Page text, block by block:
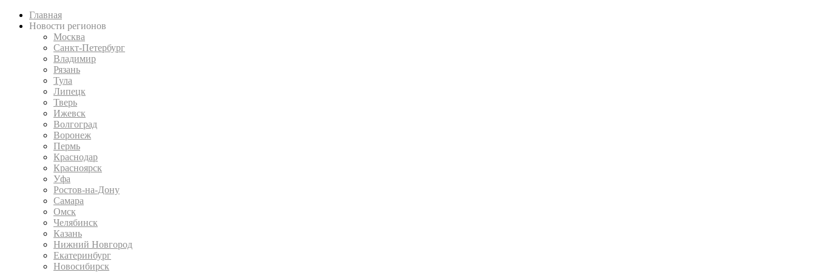
Главная
Новости регионов
Москва
Санкт-Петербург
Владимир
Рязань
Тула
Липецк
Тверь
Ижевск
Волгоград
Воронеж
Пермь
Краснодар
Красноярск
Уфа
Ростов-на-Дону
Самара
Омск
Челябинск
Казань
Нижний Новгород
Екатеринбург
Новосибирск